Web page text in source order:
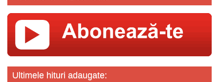
Ultimele hituri adaugate: